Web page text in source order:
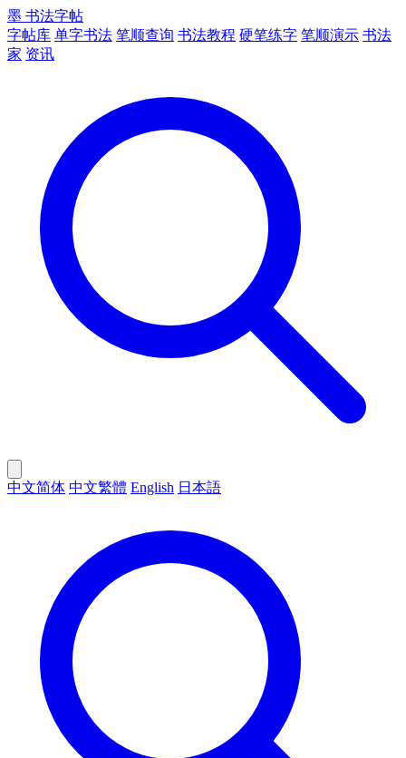
墨 书法字帖
字帖库 单字书法 笔顺查询 书法教程 硬笔练字 笔顺演示 书法
家 资讯
中文简体 中文繁體 English 日本語